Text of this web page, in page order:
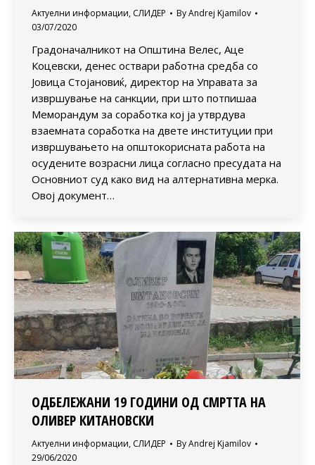
Актуелни информации, СЛИДЕР ByAndrej Kjamilov
03/07/2020
Градоначалникот на Општина Велес, Аце
Коцевски, денес оствари работна средба со
Јовица Стојановиќ, директор на Управата за
извршување на санкции, при што потпишаа
Меморандум за соработка кој ја утврдува
взаемната соработка на двете институции при
извршувањето на општокорисната работа на
осудените возрасни лица согласно пресудата на
Основниот суд како вид на алтернативна мерка.
Овој документ…
ОДБЕЛЕЖАНИ 19 ГОДИНИ ОД СМРТТА НА
ОЛИВЕР КИТАНОВСКИ
Актуелни информации, СЛИДЕР ByAndrej Kjamilov
29/06/2020